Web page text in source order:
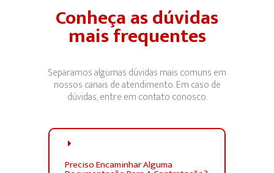
Conheça as dúvidas
mais frequentes
Separamos algumas dúvidas mais comuns em
nossos canais de atendimento. Em caso de
dúvidas, entre em contato conosco.
Preciso Encaminhar Alguma